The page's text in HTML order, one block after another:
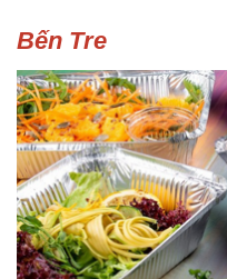
Bến Tre